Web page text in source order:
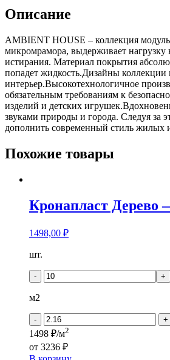
Описание
AMBIENT HOUSE – коллекция
микромрамора, выдерживает
истирания. Материал покрытия
попадет жидкость.Дизайны коллекции
интерьер.Высокотехнологичное
обязательным требованиям к
изделий и детских
звуками природы и города. Следуя за
дополнить современный стиль
Похожие товары
Кронапласт
1498,00 ₽
Количество
Кронапласт
-
Белёный
шт.
- +
м2
- +
1498 ₽/м2
от 3236 ₽